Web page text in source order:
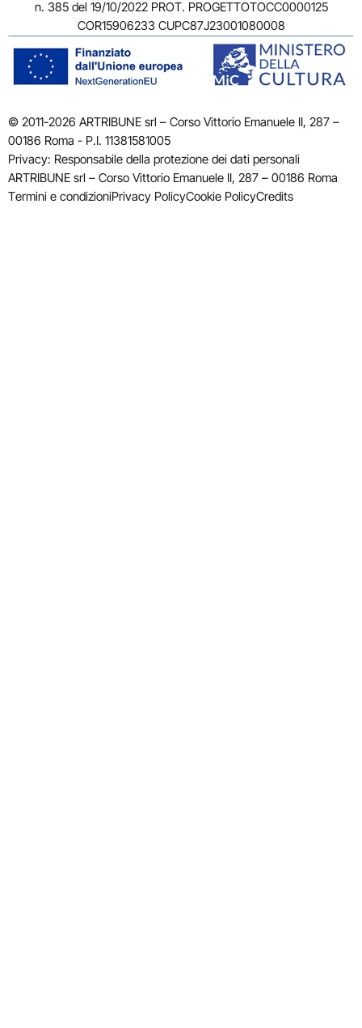
n. 385 del 19/10/2022 PROT. PROGETTOTOCC0000125
COR15906233 CUPC87J23001080008
© 2011-2026 ARTRIBUNE srl – Corso Vittorio Emanuele II, 287 –
00186 Roma - P.I. 11381581005
Privacy: Responsabile della protezione dei dati personali
ARTRIBUNE srl – Corso Vittorio Emanuele II, 287 – 00186 Roma
Termini e condizioniPrivacy PolicyCookie PolicyCredits